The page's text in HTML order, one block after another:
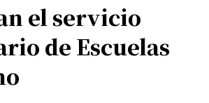
el servicio
de Escuelas